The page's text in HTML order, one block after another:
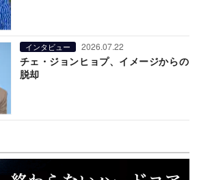
インタビュー 2026.07.22
チェ・ジョンヒョプ、イメージからの
脱却